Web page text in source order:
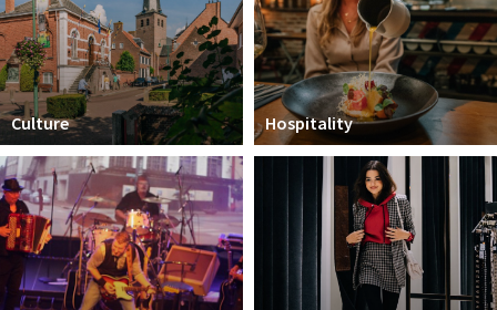
Sign in
Culture Hospitality